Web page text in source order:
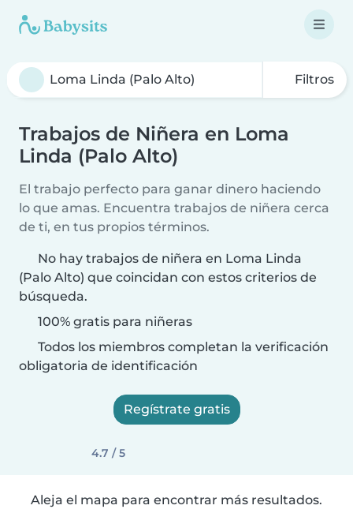
Filtros
Trabajos de Niñera en Loma
Linda (Palo Alto)
El trabajo perfecto para ganar dinero haciendo
lo que amas. Encuentra trabajos de niñera cerca
de ti, en tus propios términos.
No hay trabajos de niñera en Loma Linda
(Palo Alto) que coincidan con estos criterios de
búsqueda.
100% gratis para niñeras
Todos los miembros completan la verificación
obligatoria de identificación
Regístrate gratis
4.7 / 5
Aleja el mapa para encontrar más resultados.